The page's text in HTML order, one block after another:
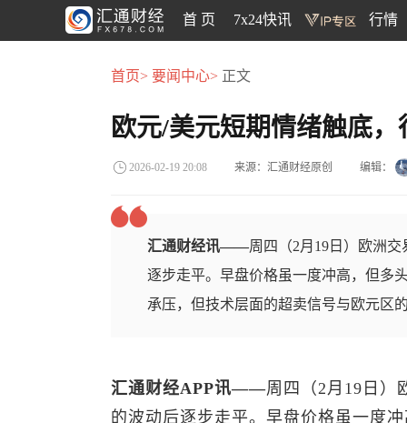
首 页 7x24快讯 行情
首页> 要闻中心> 正文
欧元/美元短期情绪触底
2026-02-19 20:08 来源：汇通财经原创 编辑：
汇通财经讯——周四（2月19日）欧洲
逐步走平。早盘价格虽一度冲高，但多
承压，但技术层面的超卖信号与欧元区
汇通财经APP讯——周四（2月19日）
的波动后逐步走平。早盘价格虽一度